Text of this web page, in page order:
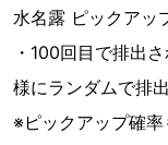
水名露 ピックアッ
・100回目で排出
様にランダムで排
※ピックアップ確